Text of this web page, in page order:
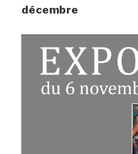
décembre